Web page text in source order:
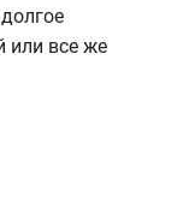
или все же